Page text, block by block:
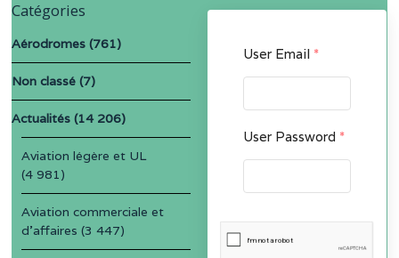
User Email *
User Password *
Catégories
Aérodromes (761)
Non classé (7)
Actualités (14 206)
Aviation légère et UL
(4 981)
Aviation commerciale et
d'affaires (3 447)